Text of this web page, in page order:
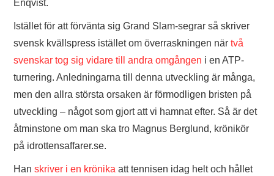
Enqvist.
Istället för att förvänta sig Grand Slam-segrar så skriver
svensk kvällspress istället om överraskningen närtvå
svenskar tog sig vidare till andra omgången i en ATP-
turnering. Anledningarna till denna utveckling är många,
men den allra största orsaken är förmodligen bristen på
utveckling – något som gjort att vi hamnat efter. Så är det
åtminstone om man ska tro Magnus Berglund, krönikör
på idrottensaffarer.se.
Hanskriver i en krönika att tennisen idag helt och hållet